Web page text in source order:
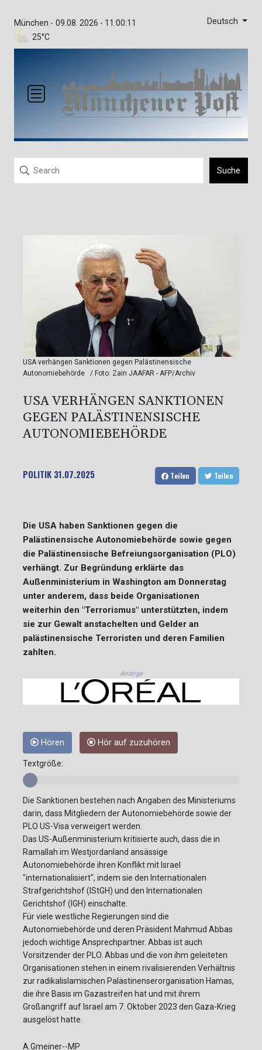
München -
25°C
09.08. 2026 - 11:00:11 Deutsch
Suche
USA verhängen Sanktionen gegen Palästinensische
Autonomiebehörde / Foto: Zain JAAFAR - AFP/Archiv
USA VERHÄNGEN SANKTIONEN
GEGEN PALÄSTINENSISCHE
AUTONOMIEBEHÖRDE
POLITIK 31.07.2025 Teilen Teilen
Die USA haben Sanktionen gegen die
Palästinensische Autonomiebehörde sowie gegen
die Palästinensische Befreiungsorganisation (PLO)
verhängt. Zur Begründung erklärte das
Außenministerium in Washington am Donnerstag
unter anderem, dass beide Organisationen
weiterhin den "Terrorismus" unterstützten, indem
sie zur Gewalt anstachelten und Gelder an
palästinensische Terroristen und deren Familien
zahlten.
Anzeige
Hören Hör auf zuzuhören
Textgröße:
Die Sanktionen bestehen nach Angaben des Ministeriums
darin, dass Mitgliedern der Autonomiebehörde sowie der
PLO US-Visa verweigert werden.
Das US-Außenministerium kritisierte auch, dass die in
Ramallah im Westjordanland ansässige
Autonomiebehörde ihren Konflikt mit Israel
"internationalisiert", indem sie den Internationalen
Strafgerichtshof (IStGH) und den Internationalen
Gerichtshof (IGH) einschalte.
Für viele westliche Regierungen sind die
Autonomiebehörde und deren Präsident Mahmud Abbas
jedoch wichtige Ansprechpartner. Abbas ist auch
Vorsitzender der PLO. Abbas und die von ihm geleiteten
Organisationen stehen in einem rivalisierenden Verhältnis
zur radikalislamischen Palästinenserorganisation Hamas,
die ihre Basis im Gazastreifen hat und mit ihrem
Großangriff auf Israel am 7. Oktober 2023 den Gaza-Krieg
ausgelöst hatte.
A.Gmeiner--MP